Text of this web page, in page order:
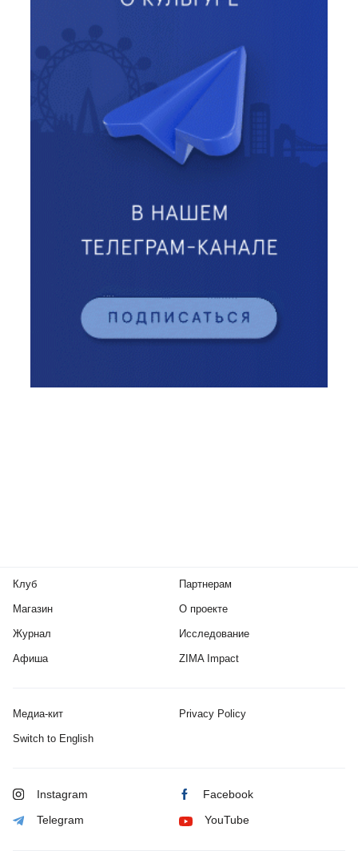
Клуб
Магазин
Журнал
Афиша
Партнерам
О проекте
Исследование
ZIMA Impact
Медиа-кит Privacy Policy
Switch to English
Instagram Facebook
Telegram YouTube